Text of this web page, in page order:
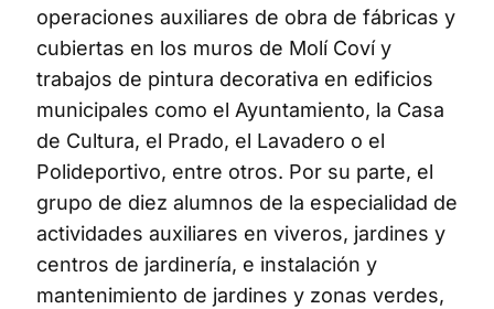
operaciones auxiliares de obra de fábricas y
cubiertas en los muros de Molí Coví y
trabajos de pintura decorativa en edificios
municipales como el Ayuntamiento, la Casa
de Cultura, el Prado, el Lavadero o el
Polideportivo, entre otros. Por su parte, el
grupo de diez alumnos de la especialidad de
actividades auxiliares en viveros, jardines y
centros de jardinería, e instalación y
mantenimiento de jardines y zonas verdes,